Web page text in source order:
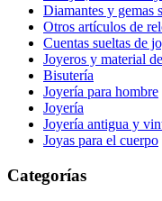
Diamantes y gemas
Otros artículos de
Cuentas sueltas de
Joyeros y material
Bisutería
Joyería para hombre
Joyería
Joyería antigua y
Joyas para el cuerpo
Categorías